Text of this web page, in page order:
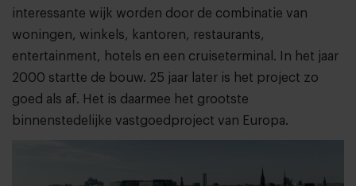
interessante wijk worden door de combinatie van
woningen, winkels, kantoren, restaurants,
entertainment, hotels en een cruiseterminal. In het jaar
2000 startte de bouw. 25 jaar later is het project zo
goed als af. Het is daarmee het grootste
binnenstedelijke vastgoedproject van Europa.